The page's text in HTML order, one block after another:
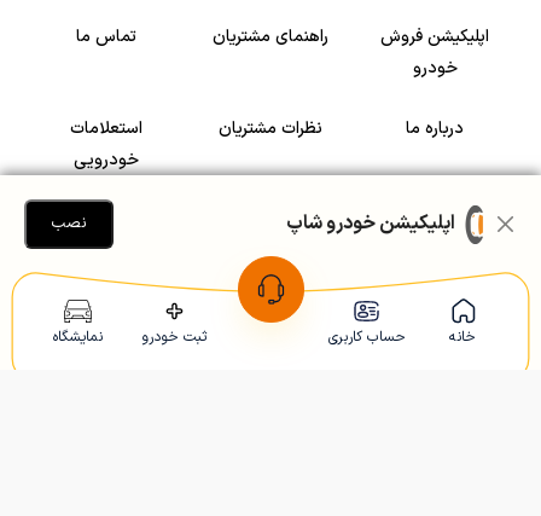
خانه حساب کاربری ثبت خودرو نمایشگاه
اپلیکیشن فروش
خودرو
راهنمای مشتریان تماس ما
درباره ما نظرات مشتریان
استعلامات
خودرویی
سرمایه گذاری در
رضایت مشتریان
Copyright © 2005-2026 Khodroshop.ir
اپلیکیشن خودرو شاپ نصب